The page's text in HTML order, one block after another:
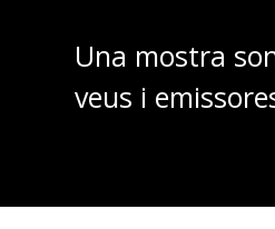
Una mostra
veus i